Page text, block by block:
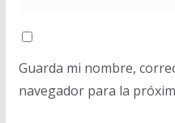
Guarda mi nombre,
navegador para la